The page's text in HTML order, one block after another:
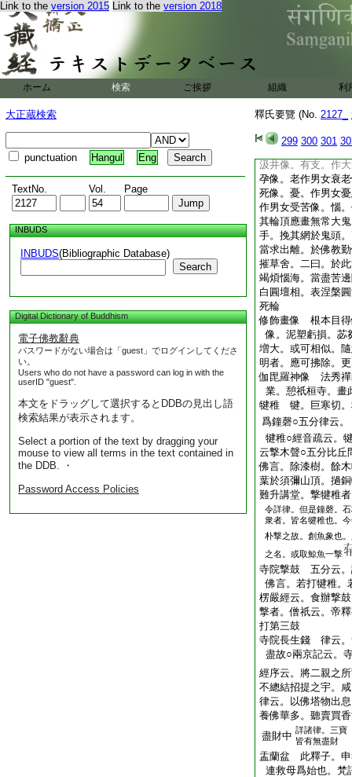
Link to the version 2015 Link to the version 2018
ホーム 検索 ご挨拶 組織 利
大正蔵検索
punctuation Hangul Eng
TextNo. Vol. Page
INBUDS
INBUDS(Bibliographic Database)
Search
Digital Dictionary of Buddhism
電子佛教辭典
パスワードがない場合は「guest」でログインしてくださ
い。
Users who do not have a password can log in with the
userID "guest".
本文をドラッグして選択するとDDBの見出し語
検索結果が表示されます。
Select a portion of the text by dragging your
mouse to view all terms in the text contained in
the DDB. ・
Password Access Policies
釋氏要覽 (No. 2127_
299 300 301
趣當轂下畫地獄。
畫人天。於人趣中
白色。中畫佛。佛
多貪。次畫蛇。表
之像。生者。於罐
趣。各像其形。應
支。作羅刹像。行
猴像。名色支。作
像。觸支。作男女
汲井像。有支。作
孕像。老作男女衰
死像。憂。作男女
作男女受苦像。惱
其輪頂應畫無常大
手。挽其網於鬼頭
當求出離。於佛教
摧草舍。二曰。於
竭煩惱海。當盡苦
白圓壇相。表涅槃
死輪
修飾畫像 根本目得
像。泥塑虧損。苾
増大。或可相似。
明者。應可拂除。
伽毘羅神像 法秀禪
業。憩祇桓寺。畫
犍稚 犍。巨寒切。
爲鐘磬○五分律云。
犍稚○經音疏云。
云撃木聲○五分比丘
佛言。除漆樹。餘
葉於須彌山頂。撾
難升講堂。撃犍稚
令詳律。但是鐘磬。
衆者。皆名犍稚也。
朴撃之故。創魚象也
之名。或取鯨魚一撃
寺院撃鼓 五分云。
佛言。若打犍稚。
楞嚴經云。食辦撃
撃者。僧祇云。帝
打第三鼓
寺院長生錢 律云。
盡故○兩京記云。
經序云。將二親之
不總結招提之宇。
律云。以佛塔物出
養佛華多。聽賣買
盡財中 詳諸律。三寶
皆有無盡財
盂蘭盆 此釋子。申
連救母爲始也。梵